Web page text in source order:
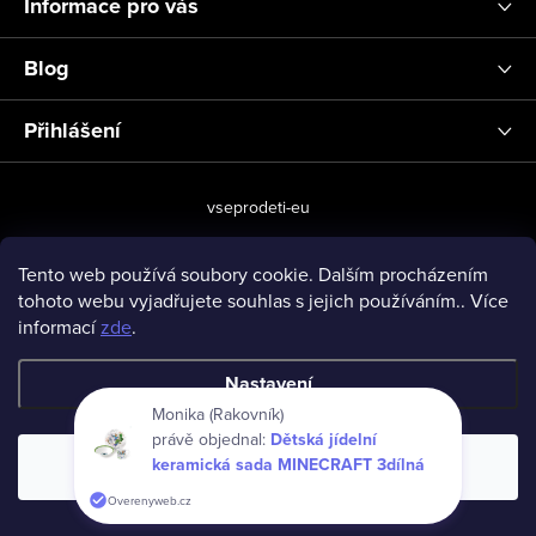
Tento web používá soubory cookie. Dalším procházením
tohoto webu vyjadřujete souhlas s jejich používáním.. Více
informacízde.
Nastavení
Souhlasím
Blog
Přihlášení
vseprodeti-eu
Copyright 2026www.vseprodeti.eu. Všechna práva vyhrazena.
Monika (Rakovník)
právě objednal: Dětská jídelní
keramická sada MINECRAFT 3dílná
Overenyweb.cz